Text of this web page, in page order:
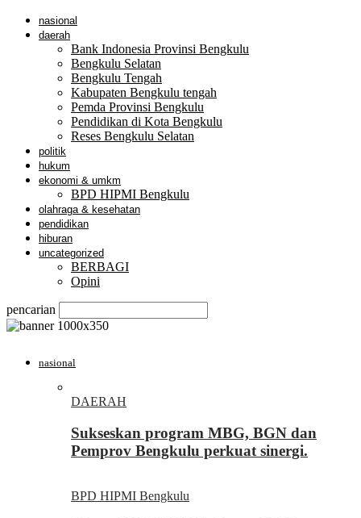
nasional
daerah
Bank Indonesia Provinsi Bengkulu
Bengkulu Selatan
Bengkulu Tengah
Kabupaten Bengkulu tengah
Pemda Provinsi Bengkulu
Pendidikan di Kota Bengkulu
Reses Bengkulu Selatan
politik
hukum
ekonomi & umkm
BPD HIPMI Bengkulu
olahraga & kesehatan
pendidikan
hiburan
uncategorized
BERBAGI
Opini
pencarian
nasional
DAERAH
Sukseskan program MBG, BGN dan
Pemprov Bengkulu perkuat sinergi.
BPD HIPMI Bengkulu